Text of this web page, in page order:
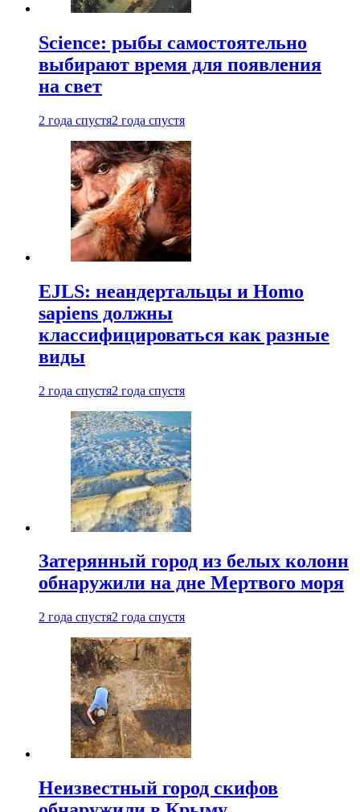
Science: рыбы самостоятельно
выбирают время для появления
на свет
2 года спустя2 года спустя
EJLS: неандертальцы и Homo
sapiens должны
классифицироваться как разные
виды
2 года спустя2 года спустя
Затерянный город из белых колонн
обнаружили на дне Мертвого моря
2 года спустя2 года спустя
Неизвестный город скифов